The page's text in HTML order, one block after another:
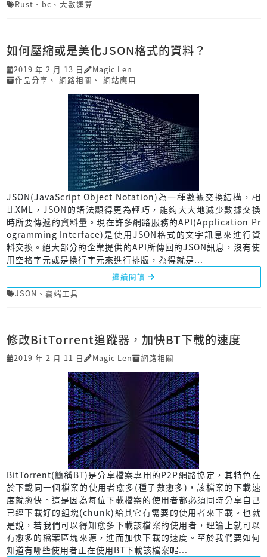
Rust 、 bc 、 大數運算
如何壓縮或是美化JSON格式的資料？
2019 年 2 月 13 日
Magic Len
作品分享 、 網路相關 、 網站應用
JSON(JavaScript Object Notation)為一種數據交換結構，相
比XML，JSON的語法顯得更為輕巧，能夠大大地減少數據交換
時所要傳遞的資料量。現在許多網路服務的API(Application Pr
ogramming Interface)是使用JSON格式的文字訊息來進行資
料交換。絕大部分的企業提供的API所傳回的JSON訊息，沒有使
用空格字元或是換行字元來進行排版，為得就是...
繼續閱讀
JSON 、 雲端工具
修改BitTorrent追蹤器，加快BT下載的速度
2019 年 2 月 11 日 Magic Len 網路相關
BitTorrent(簡稱BT)是分享檔案專用的P2P網路協定，其特色在
於下載同一個檔案的使用者愈多(種子數愈多)，該檔案的下載速
度就愈快。這是因為每位下載檔案的使用者都必須同時分享自己
已經下載好的組塊(chunk)給其它有需要的使用者來下載。也就
是說，若我們可以得知愈多下載該檔案的使用者，理論上就可以
有愈多的檔案區塊來源，進而加快下載的速度。至於我們要如何
知道有哪些使用者正在使用BT下載該檔案呢...